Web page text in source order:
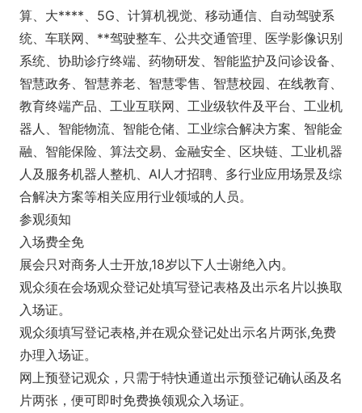
算、大****、5G、计算机视觉、移动通信、自动驾驶系
统、车联网、**驾驶整车、公共交通管理、医学影像识别
系统、协助诊疗终端、药物研发、智能监护及问诊设备、
智慧政务、智慧养老、智慧零售、智慧校园、在线教育、
教育终端产品、工业互联网、工业级软件及平台、工业机
器人、智能物流、智能仓储、工业综合解决方案、智能金
融、智能保险、算法交易、金融安全、区块链、工业机器
人及服务机器人整机、AI人才招聘、多行业应用场景及综
合解决方案等相关应用行业领域的人员。
参观须知
入场费全免
展会只对商务人士开放,18岁以下人士谢绝入内。
观众须在会场观众登记处填写登记表格及出示名片以换取
入场证。
观众须填写登记表格,并在观众登记处出示名片两张,免费
办理入场证。
网上预登记观众，只需于特快通道出示预登记确认函及名
片两张，便可即时免费换领观众入场证。